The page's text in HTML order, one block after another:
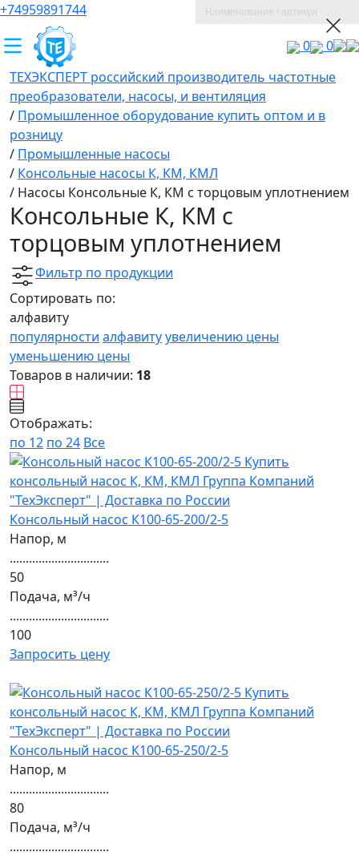
+74959891744
0
0
ТЕХЭКСПЕРТ российский производитель частотные
преобразователи, насосы, и вентиляция
/ Промышленное оборудование купить оптом и в
розницу
/ Промышленные насосы
/ Консольные насосы К, КМ, КМЛ
/ Насосы Консольные К, КМ с торцовым уплотнением
Консольные К, КМ с
торцовым уплотнением
Фильтр по продукции
Сортировать по:
алфавиту
популярности алфавитуувеличению цены
уменьшению цены
Товаров в наличии: 18
Отображать:
по 12 по 24 Все
Консольный насос К100-65-200/2-5
Напор, м
...............................
50
Подача, м³/ч
...............................
100
Запросить цену
Консольный насос К100-65-250/2-5
Напор, м
...............................
80
Подача, м³/ч
...............................